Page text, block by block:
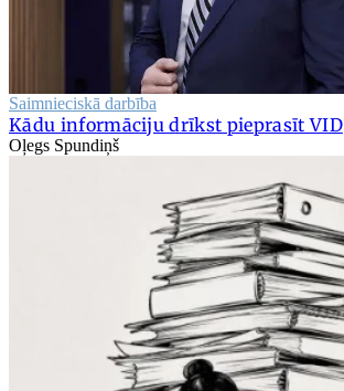
Saimnieciskā darbība
Kādu informāciju drīkst pieprasīt VID
Oļegs Spundiņš